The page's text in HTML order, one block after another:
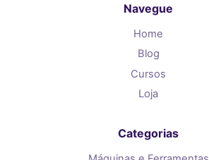
Navegue
Home
Blog
Cursos
Loja
Categorias